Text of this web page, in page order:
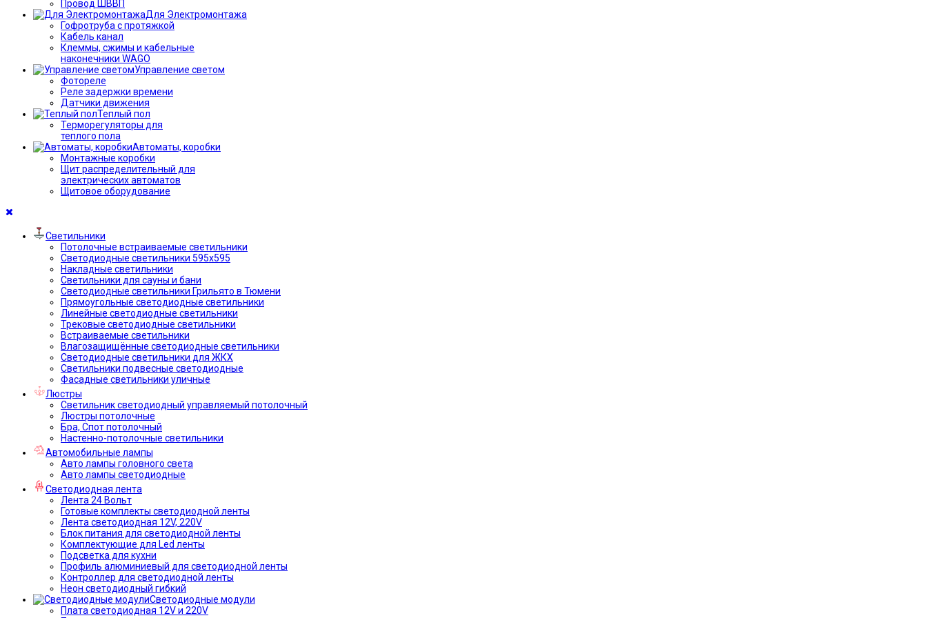
Провод ШВВП
Для Электромонтажа
Гофротруба с протяжкой
Кабель канал
Клеммы, сжимы и кабельные
наконечники WAGO
Управление светом
Фотореле
Реле задержки времени
Датчики движения
Теплый пол
Терморегуляторы для
теплого пола
Автоматы, коробки
Монтажные коробки
Щит распределительный для
электрических автоматов
Щитовое оборудование
Светильники
Потолочные встраиваемые светильники
Светодиодные светильники 595х595
Накладные светильники
Светильники для сауны и бани
Светодиодные светильники Грильято в Тюмени
Прямоугольные светодиодные светильники
Линейные светодиодные светильники
Трековые светодиодные светильники
Встраиваемые светильники
Влагозащищённые светодиодные светильники
Светодиодные светильники для ЖКХ
Светильники подвесные светодиодные
Фасадные светильники уличные
Люстры
Светильник светодиодный управляемый потолочный
Люстры потолочные
Бра, Спот потолочный
Настенно-потолочные светильники
Автомобильные лампы
Авто лампы головного света
Авто лампы светодиодные
Светодиодная лента
Лента 24 Вольт
Готовые комплекты светодиодной ленты
Лента светодиодная 12V, 220V
Блок питания для светодиодной ленты
Комплектующие для Led ленты
Подсветка для кухни
Профиль алюминиевый для светодиодной ленты
Контроллер для светодиодной ленты
Неон светодиодный гибкий
Светодиодные модули
Плата светодиодная 12V и 220V